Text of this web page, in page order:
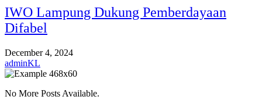
IWO Lampung Dukung Pemberdayaan
Difabel
December 4, 2024
adminKL
No More Posts Available.